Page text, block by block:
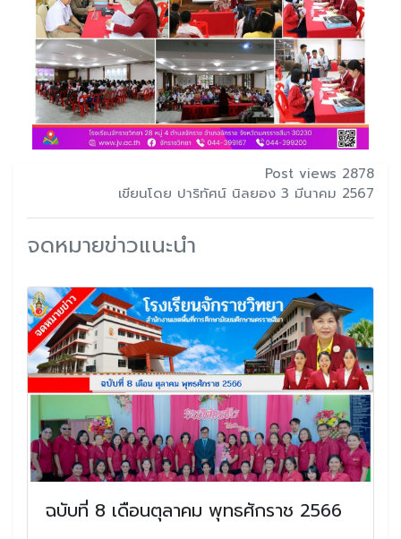
Post views 2878
เขียนโดย ปาริทัศน์ นิลยอง 3 มีนาคม 2567
จดหมายข่าวแนะนำ
ฉบับที่ 8 เดือนตุลาคม พุทธศักราช 2566